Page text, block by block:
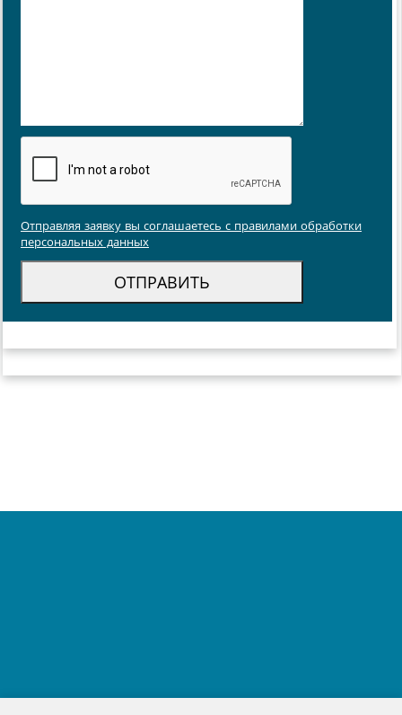
Отправляя заявку вы соглашаетесь с правилами обработки
персональных данных